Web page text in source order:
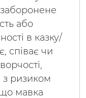
або
в казку/
співає чи
з ризиком
мавка